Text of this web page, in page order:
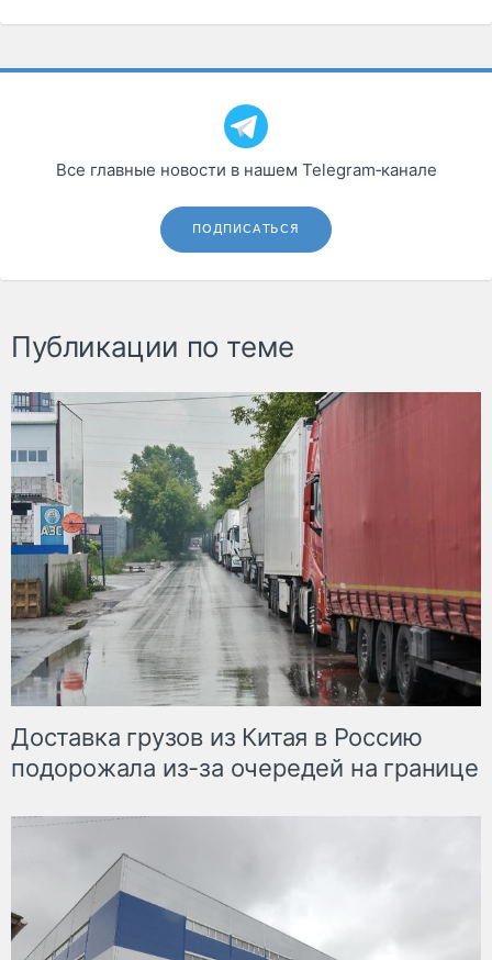
Все главные новости в нашем Telegram‑канале
ПОДПИСАТЬСЯ
Публикации по теме
Доставка грузов из Китая в Россию
подорожала из-за очередей на границе